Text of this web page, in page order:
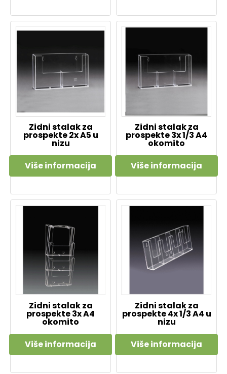
Zidni stalak za
prospekte 2x A5 u
nizu
Više informacija
Zidni stalak za
prospekte 3x 1/3 A4
okomito
Više informacija
Zidni stalak za
prospekte 3x A4
okomito
Više informacija
Zidni stalak za
prospekte 4x 1/3 A4 u
nizu
Više informacija